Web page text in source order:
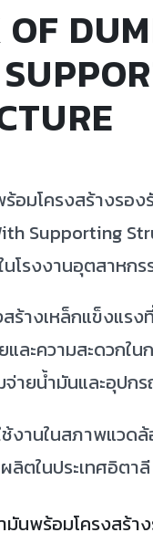
อมโครงสร้างรอง
Supporting
โรงงานอุตสาหกร
ร้างเหล็กแข็งแร
ละความสะดวกใน
ายน้ำมันและอุปก
ช้งานในสภาพแว
ลิตในประเทศอิต
มันพร้อมโครงสร้า